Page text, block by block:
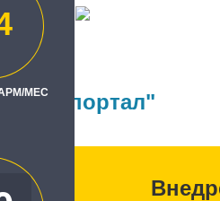
МЕС
Софт-портал"